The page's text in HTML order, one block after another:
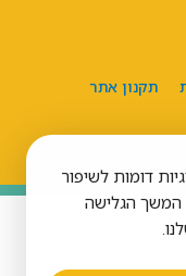
דומות לשיפור
המשך הגלישה
תקנון אתר